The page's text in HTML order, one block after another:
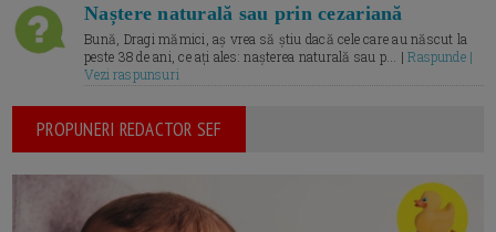
Naștere naturală sau prin cezariană
Bună, Dragi mămici, aș vrea să știu dacă cele care au născut la
peste 38 de ani, ce ați ales: nașterea naturală sau p... |Raspunde |
Vezi raspunsuri
PROPUNERI REDACTOR SEF